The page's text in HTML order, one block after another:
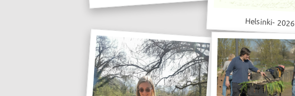
Helsinki- 2026